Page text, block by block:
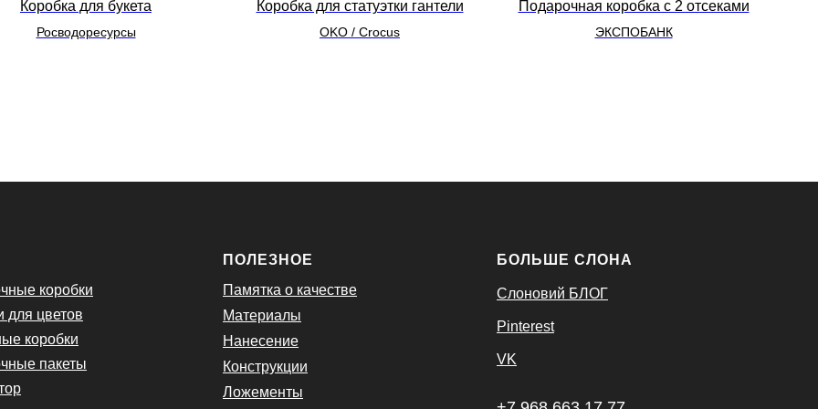
Коробка для букета
Росводоресурсы
Коробка для статуэтки гантели
OKO / Crocus
Подарочная коробка с 2 отсеками
ЭКСПОБАНК
коробки
для цветов
коробки
пакеты
ПОЛЕЗНОЕ
Памятка о качестве
Материалы
Нанесение
Конструкции
Ложементы
БОЛЬШЕ СЛОНА
Слоновий БЛОГ
Pinterest
VK